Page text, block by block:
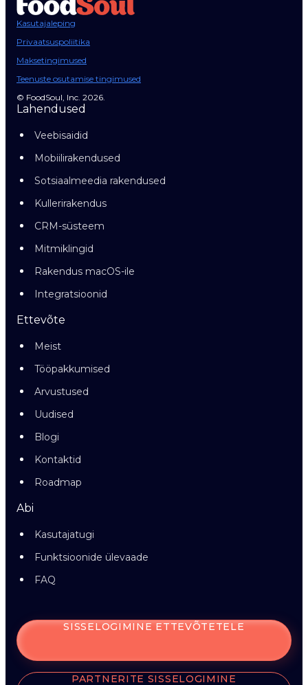
Kasutajaleping
Privaatsuspoliitika
Maksetingimused
Teenuste osutamise tingimused
© FoodSoul, Inc. 2026.
Lahendused
Veebisaidid
Mobiilirakendused
Sotsiaalmeedia rakendused
Kullerirakendus
CRM-süsteem
Mitmiklingid
Rakendus macOS-ile
Integratsioonid
Ettevõte
Meist
Tööpakkumised
Arvustused
Uudised
Blogi
Kontaktid
Roadmap
Abi
Kasutajatugi
Funktsioonide ülevaade
FAQ
SISSELOGIMINE ETTEVÕTETELE
PARTNERITE SISSELOGIMINE